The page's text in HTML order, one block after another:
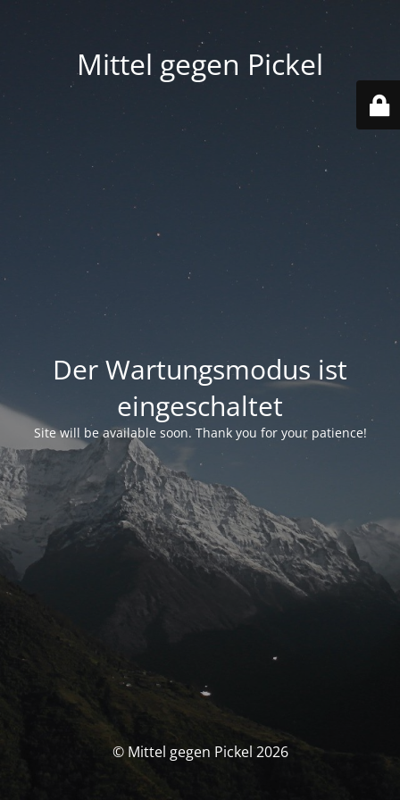
Mittel gegen Pickel
Der Wartungsmodus ist
eingeschaltet
Site will be available soon. Thank you for your patience!
© Mittel gegen Pickel 2026